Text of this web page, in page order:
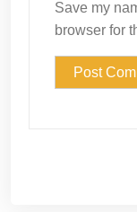
Save my
browser for